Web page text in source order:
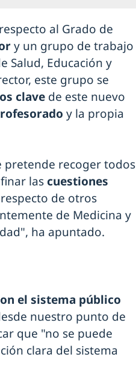
al Grado de
y un grupo de trabajo
Salud, Educación y
este grupo se
clave de este nuevo
y la propia
pretende recoger todos
las cuestiones
respecto de otros
de Medicina y
ha apuntado.
el sistema público
nuestro punto de
que "no se puede
clara del sistema